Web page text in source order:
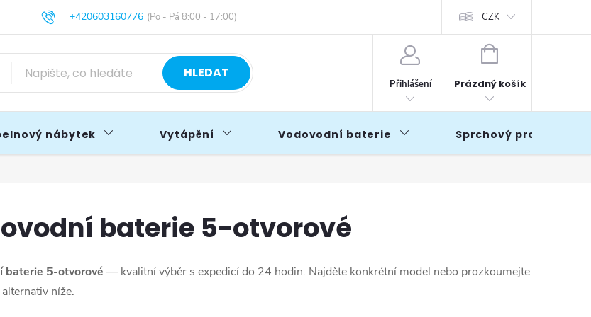
+420603160776
info@primakoupelny.cz
Obchodní podmínky Blog CZK
HLEDAT
Přihlášení
NÁKUPNÍ
Prázdný košík
nábytek Vytápění Vodovodní baterie Sprchový program
baterie 5-otvorové
baterie 5-otvorové — kvalitní výběr s expedicí do 24 hodin. Najděte konkrétní model nebo prozkoumejte
níže.